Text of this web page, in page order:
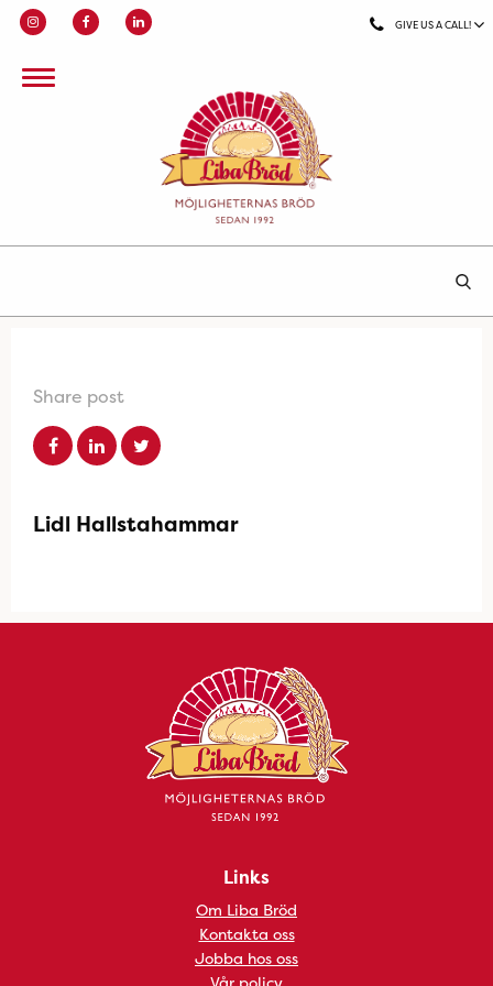
GIVE US A CALL!
Share post
Lidl Hallstahammar
Links
Om Liba Bröd
Kontakta oss
Jobba hos oss